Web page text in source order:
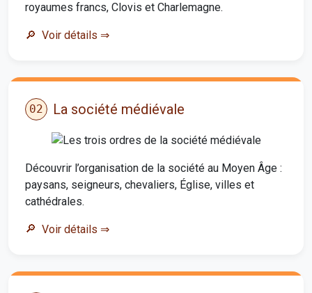
royaumes francs, Clovis et Charlemagne.
Voir détails ⇒
02 La société médiévale
Découvrir l’organisation de la société au Moyen Âge :
paysans, seigneurs, chevaliers, Église, villes et
cathédrales.
Voir détails ⇒